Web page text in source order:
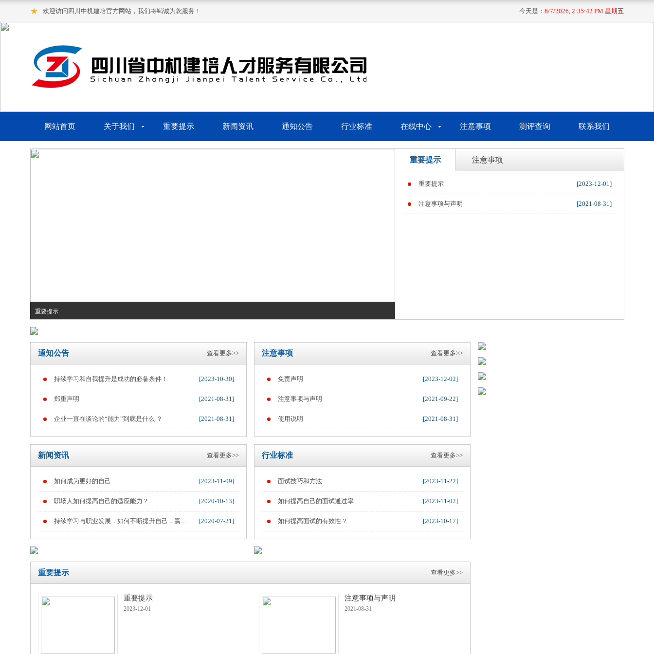
★ 欢迎访问四川中机建培官方网站，我们将竭诚为您服务！ 今天是： 8/7/2026, 2:35:42 PM 星期五
网站首页 关于我们 重要提示 新闻资讯 通知公告 行业标准 在线中心 注意事项 测评查询 联系我们
重要提示
重要提示
重要提示 注意事项
重要提示 [2023-12-01]
注意事项与声明 [2021-08-31]
通知公告 查看更多>>
持续学习和自我提升是成功的必备条件！ [2023-10-30]
郑重声明 [2021-08-31]
企业一直在谈论的“能力”到底是什么 ？ [2021-08-31]
注意事项 查看更多>>
免责声明 [2023-12-02]
注意事项与声明 [2021-09-22]
使用说明 [2021-08-31]
新闻资讯 查看更多>>
如何成为更好的自己 [2023-11-09]
职场人如何提高自己的适应能力？ [2020-10-13]
持续学习与职业发展，如何不断提升自己，赢得
职业竞争
[2020-07-21]
行业标准 查看更多>>
面试技巧和方法 [2023-11-22]
如何提高自己的面试通过率 [2023-11-02]
如何提高面试的有效性？ [2023-10-17]
重要提示 查看更多>>
重要提示
2023-12-01
注意事项与声明
2021-08-31